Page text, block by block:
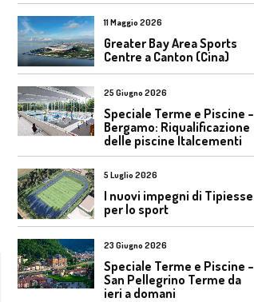
11 Maggio 2026
Greater Bay Area Sports
Centre a Canton (Cina)
25 Giugno 2026
Speciale Terme e Piscine –
Bergamo: Riqualificazione
delle piscine Italcementi
5 Luglio 2026
I nuovi impegni di Tipiesse
per lo sport
23 Giugno 2026
Speciale Terme e Piscine –
San Pellegrino Terme da
ieri a domani